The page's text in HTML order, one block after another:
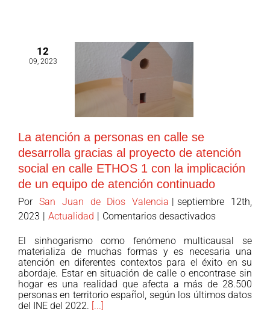
12
09, 2023
La atención a personas en calle se
desarrolla gracias al proyecto de atención
social en calle ETHOS 1 con la implicación
de un equipo de atención continuado
Por San Juan de Dios Valencia | septiembre 12th,
2023 | Actualidad | Comentarios desactivadosen
atención
a
personas
en
calle
El sinhogarismo como fenómeno multicausal se
materializa de muchas formas y es necesaria una
atención en diferentes contextos para el éxito en su
abordaje. Estar en situación de calle o encontrase sin
hogar es una realidad que afecta a más de 28.500
personas en territorio español, según los últimos datos
del INE del 2022. [...]